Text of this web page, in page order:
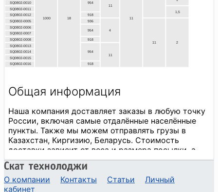
О компании Контакты Статьи
Личный
кабинет